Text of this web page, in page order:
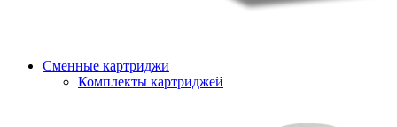
Сменные картриджи
Комплекты картриджей